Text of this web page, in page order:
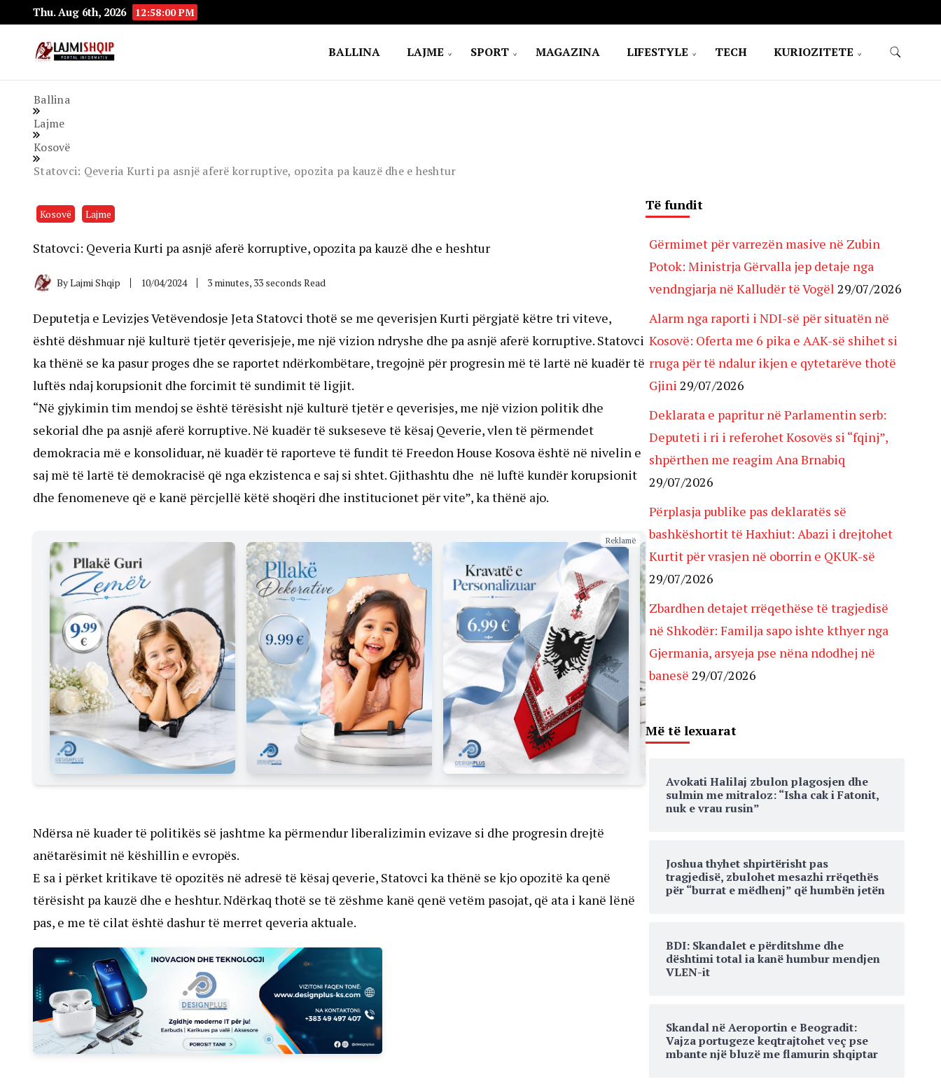
Thu. Aug 6th, 2026 12:58:01 PM
BALLINA LAJME SPORT MAGAZINA LIFESTYLE TECH KURIOZITETE
Ballina
Lajme
Kosovë
Statovci: Qeveria Kurti pa asnjë aferë korruptive, opozita pa kauzë dhe e heshtur
Kosovë Lajme
Statovci: Qeveria Kurti pa asnjë aferë korruptive, opozita pa kauzë dhe e heshtur
ByLajmi Shqip 10/04/2024 3 minutes, 33 seconds Read
Deputetja e Levizjes Vetëvendosje Jeta Statovci thotë se me qeverisjen Kurti përgjatë këtre tri viteve,
është dëshmuar një kulturë tjetër qeverisjeje, me një vizion ndryshe dhe pa asnjë aferë korruptive. Statovci
ka thënë se ka pasur proges dhe se raportet ndërkombëtare, tregojnë për progresin më të lartë në kuadër të
luftës ndaj korupsionit dhe forcimit të sundimit të ligjit.
“Në gjykimin tim mendoj se është tërësisht një kulturë tjetër e qeverisjes, me një vizion politik dhe
sekorial dhe pa asnjë aferë korruptive. Në kuadër të sukseseve të kësaj Qeverie, vlen të përmendet
demokracia më e konsoliduar, në kuadër të raporteve të fundit të Freedon House Kosova është në nivelin e
saj më të lartë të demokracisë që nga ekzistenca e saj si shtet. Gjithashtu dhe në luftë kundër korupsionit
dhe fenomeneve që e kanë përcjellë këtë shoqëri dhe institucionet për vite”, ka thënë ajo.
Reklamë
Ndërsa në kuader të politikës së jashtme ka përmendur liberalizimin evizave si dhe progresin drejtë
anëtarësimit në këshillin e evropës.
E sa i përket kritikave të opozitës në adresë të kësaj qeverie, Statovci ka thënë se kjo opozitë ka qenë
tërësisht pa kauzë dhe e heshtur. Ndërkaq thotë se të zëshme kanë qenë vetëm pasojat, që ata i kanë lënë
pas, e me të cilat është dashur të merret qeveria aktuale.
Të fundit
Gërmimet për varrezën masive në Zubin
Potok: Ministrja Gërvalla jep detaje nga
vendngjarja në Kalludër të Vogël 29/07/2026
Alarm nga raporti i NDI-së për situatën në
Kosovë: Oferta me 6 pika e AAK-së shihet si
rruga për të ndalur ikjen e qytetarëve thotë
Gjini 29/07/2026
Deklarata e papritur në Parlamentin serb:
Deputeti i ri i referohet Kosovës si “fqinj”,
shpërthen me reagim Ana Brnabiq
29/07/2026
Përplasja publike pas deklaratës së
bashkëshortit të Haxhiut: Abazi i drejtohet
Kurtit për vrasjen në oborrin e QKUK-së
29/07/2026
Zbardhen detajet rrëqethëse të tragjedisë
në Shkodër: Familja sapo ishte kthyer nga
Gjermania, arsyeja pse nëna ndodhej në
banesë 29/07/2026
Më të lexuarat
Avokati Halilaj zbulon plagosjen dhe
sulmin me mitraloz: “Isha cak i Fatonit,
nuk e vrau rusin”
Joshua thyhet shpirtërisht pas
tragjedisë, zbulohet mesazhi rrëqethës
për “burrat e mëdhenj” që humbën jetën
BDI: Skandalet e përditshme dhe
dështimi total ia kanë humbur mendjen
VLEN-it
Skandal në Aeroportin e Beogradit:
Vajza portugeze keqtrajtohet veç pse
mbante një bluzë me flamurin shqiptar